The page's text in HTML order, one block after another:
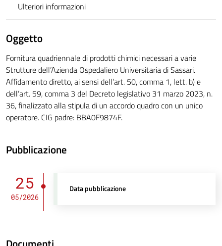
Ulteriori informazioni
Oggetto
Fornitura quadriennale di prodotti chimici necessari a varie
Strutture dell’Azienda Ospedaliero Universitaria di Sassari.
Affidamento diretto, ai sensi dell’art. 50, comma 1, lett. b) e
dell’art. 59, comma 3 del Decreto legislativo 31 marzo 2023, n.
36, finalizzato alla stipula di un accordo quadro con un unico
operatore. CIG padre: BBA0F9874F.
Pubblicazione
25
05/2026
Data pubblicazione